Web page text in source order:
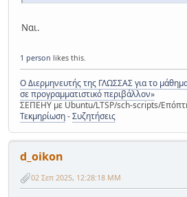
Ναι.
1 person likes this.
Ο Διερμηνευτής της ΓΛΩΣΣΑΣ για το
σε προγραμματιστικό περιβάλλον»
ΣΕΠΕΗΥ με Ubuntu/LTSP/sch-scripts/
Τεκμηρίωση-Συζητήσεις
d_oikon
02 Σεπ 2025, 12:28:18 ΜΜ